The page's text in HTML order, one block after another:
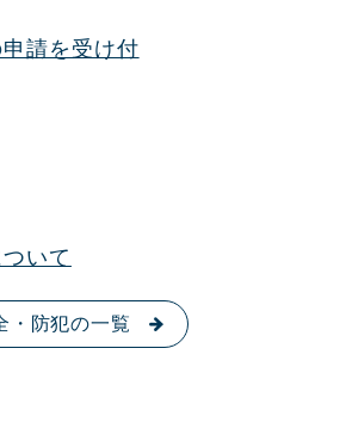
請を受け付
いて
・防犯の一覧